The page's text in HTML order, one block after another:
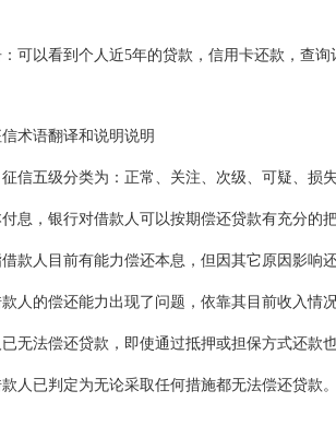
可以看到个人近5年的贷款，信用卡还款，查询
术语翻译和说明说明
信五级分类为：正常、关注、次级、可疑、损
息，银行对借款人可以按期偿还贷款有充分的
款人目前有能力偿还本息，但因其它原因影
人的偿还能力出现了问题，依靠其目前收入情
无法偿还贷款，即使通过抵押或担保方式还款
人已判定为无论采取任何措施都无法偿还贷款